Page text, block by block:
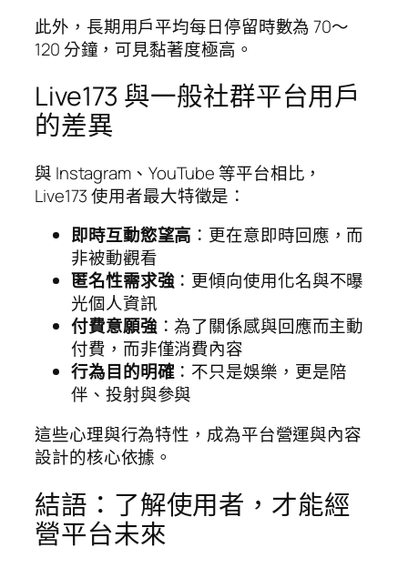
此外，長期用戶平均每日停留時數為 70～
120 分鐘，可見黏著度極高。
Live173 與一般社群平台用戶
的差異
與 Instagram、YouTube 等平台相比，
Live173 使用者最大特徵是：
即時互動慾望高 ：更在意即時回應，而
非被動觀看
匿名性需求強：更傾向使用化名與不曝
光個人資訊
付費意願強：為了關係感與回應而主動
付費，而非僅消費內容
行為目的明確：不只是娛樂，更是陪
伴、投射與參與
這些心理與行為特性，成為平台營運與內容
設計的核心依據。
結語：了解使用者，才能經
營平台未來